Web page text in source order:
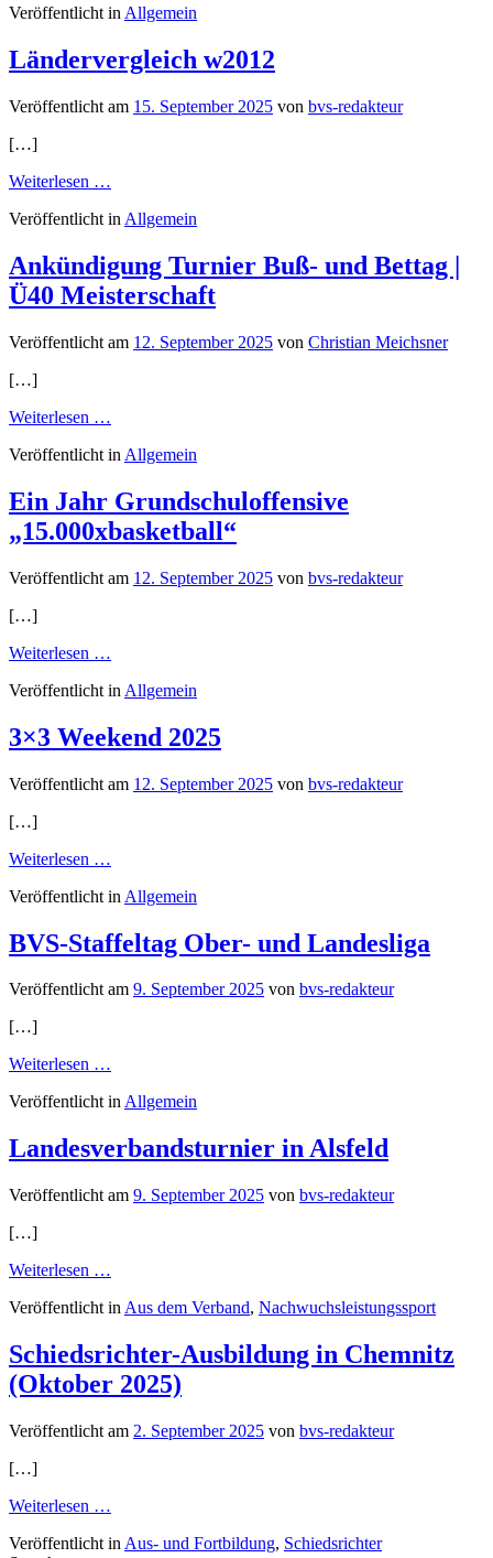
Ü40
2025/Seniorenmeisterschaft
Veröffentlicht inAllgemein
Ländervergleich w2012
Veröffentlicht am 15. September 2025 von bvs-redakteur
[…]
Weiterlesen …
w2012
Veröffentlicht in Allgemein
Ankündigung Turnier Buß- und Bettag |
Ü40 Meisterschaft
Veröffentlicht am 12. September 2025 von Christian Meichsner
[…]
Weiterlesen …
Turnier
und
Bettag
|
Meisterschaft
Veröffentlicht in Allgemein
Ein Jahr Grundschuloffensive
„15.000xbasketball“
Veröffentlicht am 12. September 2025 von bvs-redakteur
[…]
Weiterlesen …
Jahr
„15.000xbasketball“
Veröffentlicht in Allgemein
3×3 Weekend 2025
Veröffentlicht am 12. September 2025 von bvs-redakteur
[…]
Weiterlesen …
Weekend
Veröffentlicht in Allgemein
BVS-Staffeltag Ober- und Landesliga
Veröffentlicht am 9. September 2025 von bvs-redakteur
[…]
Weiterlesen …
Staffeltag
und
Landesliga
Veröffentlicht inAllgemein
Landesverbandsturnier in Alsfeld
Veröffentlicht am 9. September 2025 von bvs-redakteur
[…]
Weiterlesen …
in
Veröffentlicht in Aus dem Verband, Nachwuchsleistungssport
Schiedsrichter-Ausbildung in Chemnitz
(Oktober 2025)
Veröffentlicht am 2. September 2025 von bvs-redakteur
[…]
Weiterlesen …
Ausbildung
Veröffentlicht in Aus- und Fortbildung, Schiedsrichter